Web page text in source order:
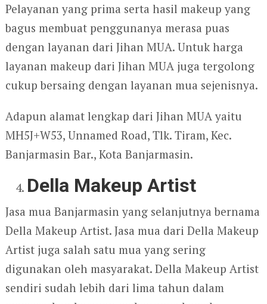
Pelayanan yang prima serta hasil makeup yang
bagus membuat penggunanya merasa puas
dengan layanan dari Jihan MUA. Untuk harga
layanan makeup dari Jihan MUA juga tergolong
cukup bersaing dengan layanan mua sejenisnya.
Adapun alamat lengkap dari Jihan MUA yaitu
MH5J+W53, Unnamed Road, Tlk. Tiram, Kec.
Banjarmasin Bar., Kota Banjarmasin.
Della Makeup Artist
Jasa mua Banjarmasin yang selanjutnya bernama
Della Makeup Artist. Jasa mua dari Della Makeup
Artist juga salah satu mua yang sering
digunakan oleh masyarakat. Della Makeup Artist
sendiri sudah lebih dari lima tahun dalam